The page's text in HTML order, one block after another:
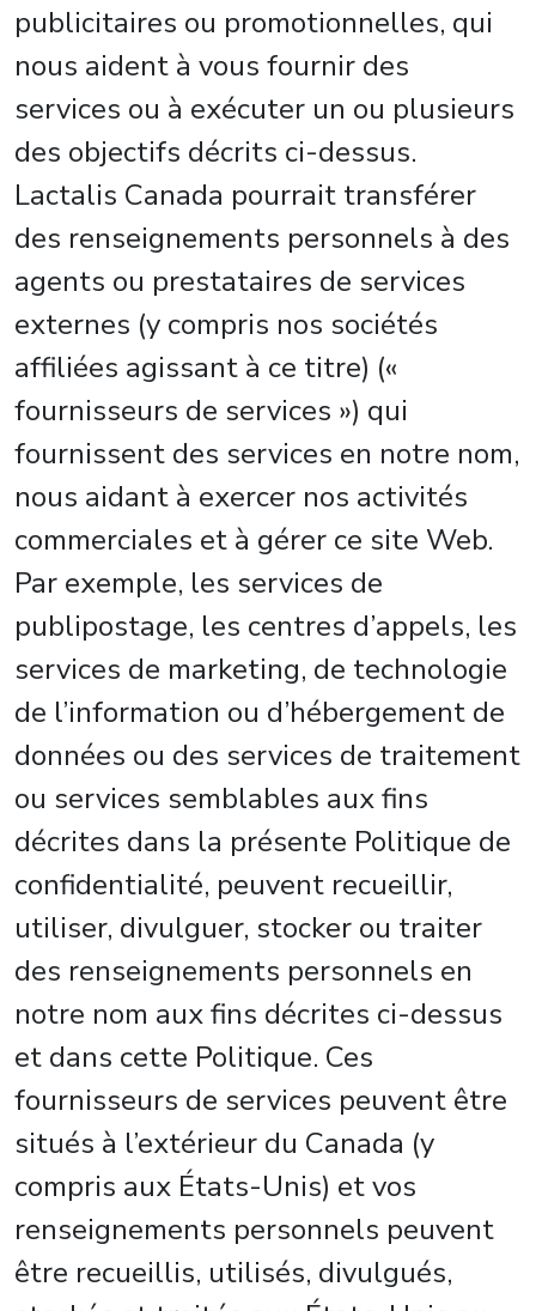
publicitaires ou promotionnelles, qui
nous aident à vous fournir des
services ou à exécuter un ou plusieurs
des objectifs décrits ci-dessus.
Lactalis Canada pourrait transférer
des renseignements personnels à des
agents ou prestataires de services
externes (y compris nos sociétés
affiliées agissant à ce titre) («
fournisseurs de services ») qui
fournissent des services en notre nom,
nous aidant à exercer nos activités
commerciales et à gérer ce site Web.
Par exemple, les services de
publipostage, les centres d’appels, les
services de marketing, de technologie
de l’information ou d’hébergement de
données ou des services de traitement
ou services semblables aux fins
décrites dans la présente Politique de
confidentialité, peuvent recueillir,
utiliser, divulguer, stocker ou traiter
des renseignements personnels en
notre nom aux fins décrites ci-dessus
et dans cette Politique. Ces
fournisseurs de services peuvent être
situés à l’extérieur du Canada (y
compris aux États-Unis) et vos
renseignements personnels peuvent
être recueillis, utilisés, divulgués,